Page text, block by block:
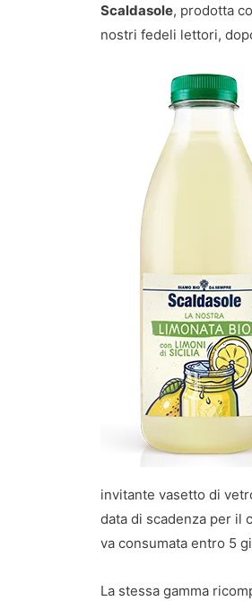
Scaldasole, prodotta
nostri fedeli lettori,
invitante vasetto di
data di scadenza per il
va consumata entro 5
La stessa gamma